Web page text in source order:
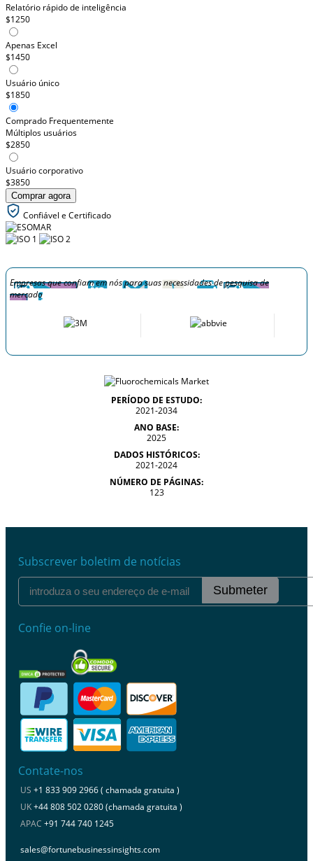
Relatório rápido de inteligência
$1250
Apenas Excel
$1450
Usuário único
$1850
Comprado Frequentemente
Múltiplos usuários
$2850
Usuário corporativo
$3850
Comprar agora
Confiável e Certificado
Empresas que confiam em nós para suas necessidades de pesquisa de
mercado
PERÍODO DE ESTUDO:
2021-2034
ANO BASE:
2025
DADOS HISTÓRICOS:
2021-2024
NÚMERO DE PÁGINAS:
123
Subscrever boletim de notícias
Submeter
Confie on-line
Contate-nos
US +1 833 909 2966 ( chamada gratuita )
UK+44 808 502 0280 (chamada gratuita )
APAC +91 744 740 1245
sales@fortunebusinessinsights.com